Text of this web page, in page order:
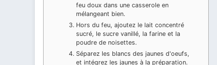
feu doux dans une casserole en
mélangeant bien.
Hors du feu, ajoutez le lait concentré
sucré, le sucre vanillé, la farine et la
poudre de noisettes.
Séparez les blancs des jaunes d'oeufs,
et intégrez les jaunes à la préparation.